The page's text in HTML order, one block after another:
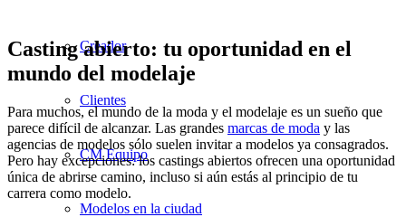
Creador
Clientes
CM Equipo
Modelos en la ciudad
Casting abierto: tu oportunidad en el
mundo del modelaje
Para muchos, el mundo de la moda y el modelaje es un sueño que
parece difícil de alcanzar. Las grandes marcas de moda y las
agencias de modelos sólo suelen invitar a modelos ya consagrados.
Pero hay excepciones: los castings abiertos ofrecen una oportunidad
única de abrirse camino, incluso si aún estás al principio de tu
carrera como modelo.